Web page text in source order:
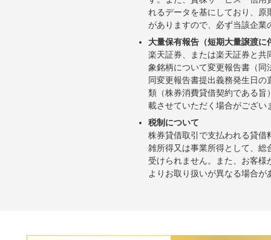
れるデータを基にしており、
がありますので、必ず当該企
大量保有報告（短期大量譲渡
楽天証券、または楽天証券と
象銘柄について変更報告書（
同変更報告書提出義務発生日
類（株券消費貸借契約である
載させていただく場合がござ
税制について
株券貸借取引で支払われる貸
雑所得又は事業所得として、
受けられません。また、お客
よりお取り扱いが異なる場合